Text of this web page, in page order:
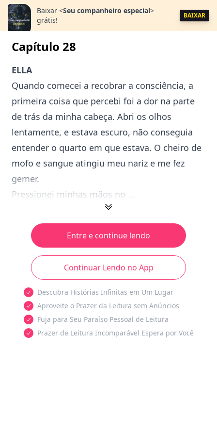
Baixar <Seu companheiro especial>
grátis!
BAIXAR
Capítulo 28
ELLA
Quando comecei a recobrar a consciência, a
primeira coisa que percebi foi a dor na parte
de trás da minha cabeça. Abri os olhos
lentamente, e estava escuro, não conseguia
entender o quarto em que estava. O cheiro de
mofo e sangue atingiu meu nariz e me fez
gemer.
Pressionei minhas mãos no ...
Entre e continue lendo
Continuar Lendo no App
Descubra Histórias Infinitas em Um Lugar
Aproveite o Prazer da Leitura sem Anúncios
Fuja para Seu Paraíso Pessoal de Leitura
Prazer de Leitura Incomparável Espera por Você